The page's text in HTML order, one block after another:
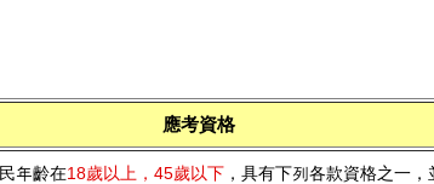
應考資格
年齡在18歲以上，45歲以下 ，具有下列各款資格之一，